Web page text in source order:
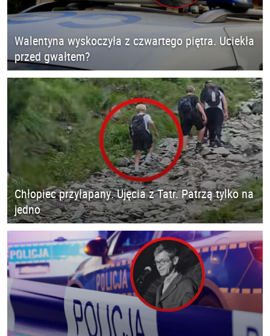
Walentyna wyskoczyła z czwartego piętra. Uciekła
przed gwałtem?
Chłopiec przyłapany. Ujęcia z Tatr. Patrzą tylko na
jedno